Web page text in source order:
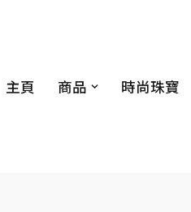
主頁 商品 時尚珠寶